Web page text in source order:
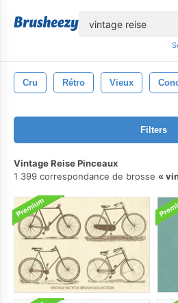
Cru Rétro Vieux
Filters
Vintage Reise Pinceaux
1 399 correspondance de brosse